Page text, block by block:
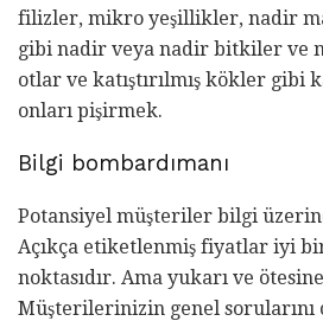
filizler, mikro yeşillikler, nadir
gibi nadir veya nadir bitkiler ve
otlar ve katıştırılmış kökler
onları pişirmek.
Bilgi bombardımanı
Potansiyel müşteriler bilgi
Açıkça etiketlenmiş fiyatlar iyi bir
noktasıdır. Ama yukarı ve
Müşterilerinizin genel